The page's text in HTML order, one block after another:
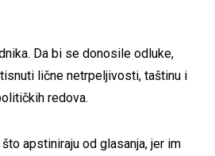
Da bi se donosile odluke,
lične netrpeljivosti, taštinu i
redova.
apstiniraju od glasanja, jer im